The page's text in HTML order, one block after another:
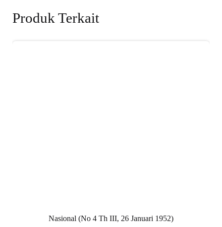
Produk Terkait
Nasional (No 4 Th III, 26 Januari 1952)